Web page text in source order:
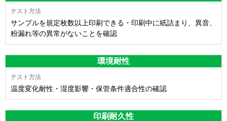
サンプルを規定枚数以上印刷できる・印刷中に紙詰まり、異音、
粉漏れ等の異常がないことを確認
環境耐性
温度変化耐性・湿度影響・保管条件適合性の確認
印刷耐久性